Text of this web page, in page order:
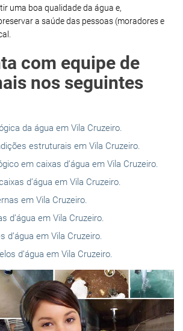
uma boa qualidade da água e,
a saúde das pessoas (moradores e
com equipe de
nos seguintes
da água em Vila Cruzeiro.
estruturais em Vila Cruzeiro.
em caixas d’água em Vila Cruzeiro.
d’água em Vila Cruzeiro.
em Vila Cruzeiro.
d’água em Vila Cruzeiro.
d’água em Vila Cruzeiro.
d’água em Vila Cruzeiro.